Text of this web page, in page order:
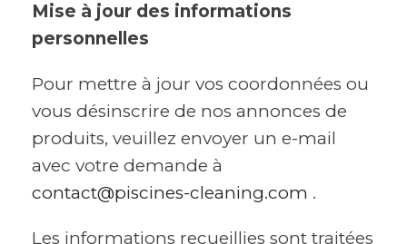
Mise à jour des informations
personnelles
Pour mettre à jour vos coordonnées ou
vous désinscrire de nos annonces de
produits, veuillez envoyer un e-mail
avec votre demande à
contact@piscines-cleaning.com .
Les informations recueillies sont traitées